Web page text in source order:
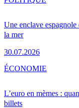
Une enclave
la mer
30.07.2026
L’euro en mèmes :
billets
ÉCONOMIE